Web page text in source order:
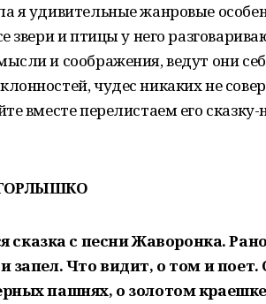
я удивительные жанровые
звери и птицы у него
и соображения, ведут они
чудес никаких не
вместе перелистаем его
сказка с песни Жаворонка.
запел. Что видит, о том и
пашнях, о золотом краешке